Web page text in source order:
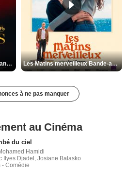
Les Silences de Riyad Bande-annonce VO STFR Les Matins merveilleux Bande-annonce VF
à ne pas manquer
au Cinéma
du ciel
Hamidi
Ilyes Djadel, Josiane Balasko
- Comédie